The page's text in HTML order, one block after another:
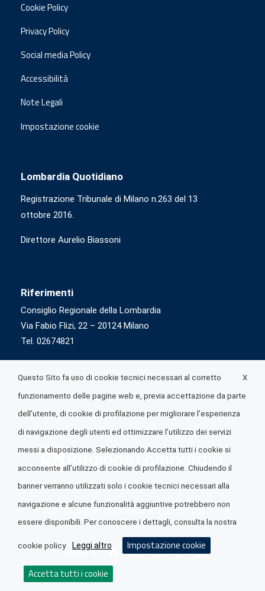
Cookie Policy
Privacy Policy
Social media Policy
Accessibilità
Note Legali
Impostazione cookie
Lombardia Quotidiano
Registrazione Tribunale di Milano n.263 del 13
ottobre 2016.
Direttore Aurelio Biassoni
Riferimenti
Consiglio Regionale della Lombardia
Via Fabio Flizi, 22 – 20124 Milano
Tel. 02674821
© 2026 Lombardia Quotidiano è realizzato daA.R.I.A.
Seguici su
X
Questo Sito fa uso di cookie tecnici necessari al corretto
funzionamento delle pagine web e, previa accettazione da parte
dell’utente, di cookie di profilazione per migliorare l’esperienza
di navigazione degli utenti ed ottimizzare l’utilizzo dei servizi
messi a disposizione. Selezionando Accetta tutti i cookie si
acconsente all’utilizzo di cookie di profilazione. Chiudendo il
banner verranno utilizzati solo i cookie tecnici necessari alla
navigazione e alcune funzionalità aggiuntive potrebbero non
essere disponibili. Per conoscere i dettagli, consulta la nostra
cookie policy Leggi altro Impostazione cookie
Accetta tutti i cookie